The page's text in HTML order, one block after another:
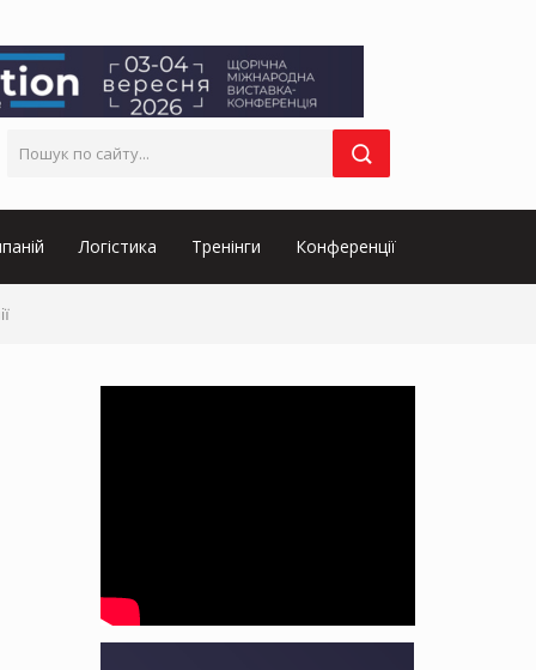
Логістика Тренінги Конференції